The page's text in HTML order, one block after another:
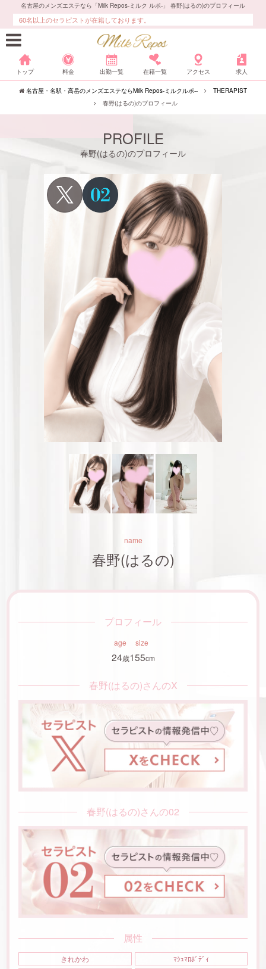
名古屋のメンズエステなら「Milk Repos-ミルク ルポ-」 春野(はるの)のプロフィール
60名以上のセラピストが在籍しております。
本格エステ・マッサージにより、最上級の癒しをご提供いたします。
トップ 料金 出勤一覧 在籍一覧 アクセス 求人
名古屋・名駅・高岳のメンズエステならMilk Repos-ミルクルポ--
THERAPIST
春野(はるの)のプロフィール
PROFILE
春野(はるの)のプロフィール
name
春野(はるの)
プロフィール
age
24歳
size
155cm
春野(はるの)さんのX
春野(はるの)さんの02
属性
きれかわ
ﾏｼｭﾏﾛﾎﾞﾃﾞｨ